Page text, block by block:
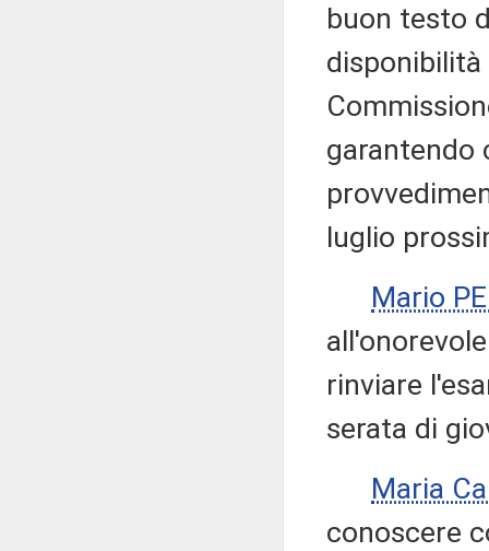
buon testo
garantendo
luglio
Mario
rinviare
serata di
Maria
conoscere